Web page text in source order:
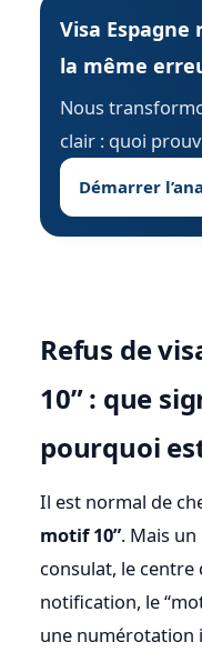
Visa Espagne
la même
Nous
clair : quoi
Démarrer
Refus de
10” : que
pourquoi
Il est normal de
motif 10”. Mais
consulat, le
notification, le
une numérotation